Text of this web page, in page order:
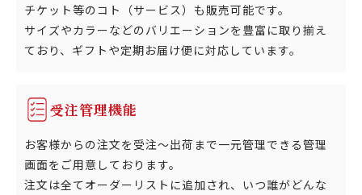
チケット等のコト（サービス）も販売可能です。
サイズやカラーなどのバリエーションを豊富に取り揃え
ており、ギフトや定期お届け便に対応しています。
受注管理機能
お客様からの注文を受注～出荷まで一元管理できる管理
画面をご用意しております。
注文は全てオーダーリストに追加され、いつ誰がどんな